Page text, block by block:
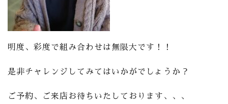
明度、彩度で組み合わせは無限大です！！
是非チャレンジしてみてはいかがでしょうか？
ご予約、ご来店お待ちいたしております、、、